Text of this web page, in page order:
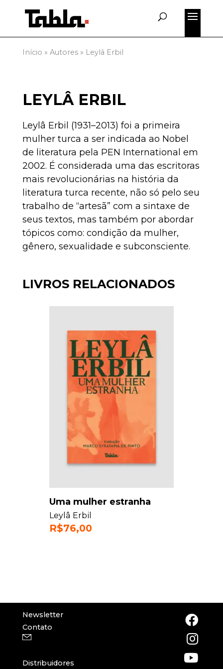
Início » Autores» Leylâ Erbil
LEYLÂ ERBIL
Leylâ Erbil (1931–2013) foi a primeira
mulher turca a ser indicada ao Nobel
de literatura pela PEN International em
2002. É considerada uma das escritoras
mais revolucionárias na história da
literatura turca recente, não só pelo seu
trabalho de “artesã” com a sintaxe de
seus textos, mas também por abordar
tópicos como: condição da mulher,
gênero, sexualidade e subconsciente.
LIVROS RELACIONADOS
Uma mulher estranha
Leylâ Erbil
R$76,00
Newsletter
Contato
Distribuidores